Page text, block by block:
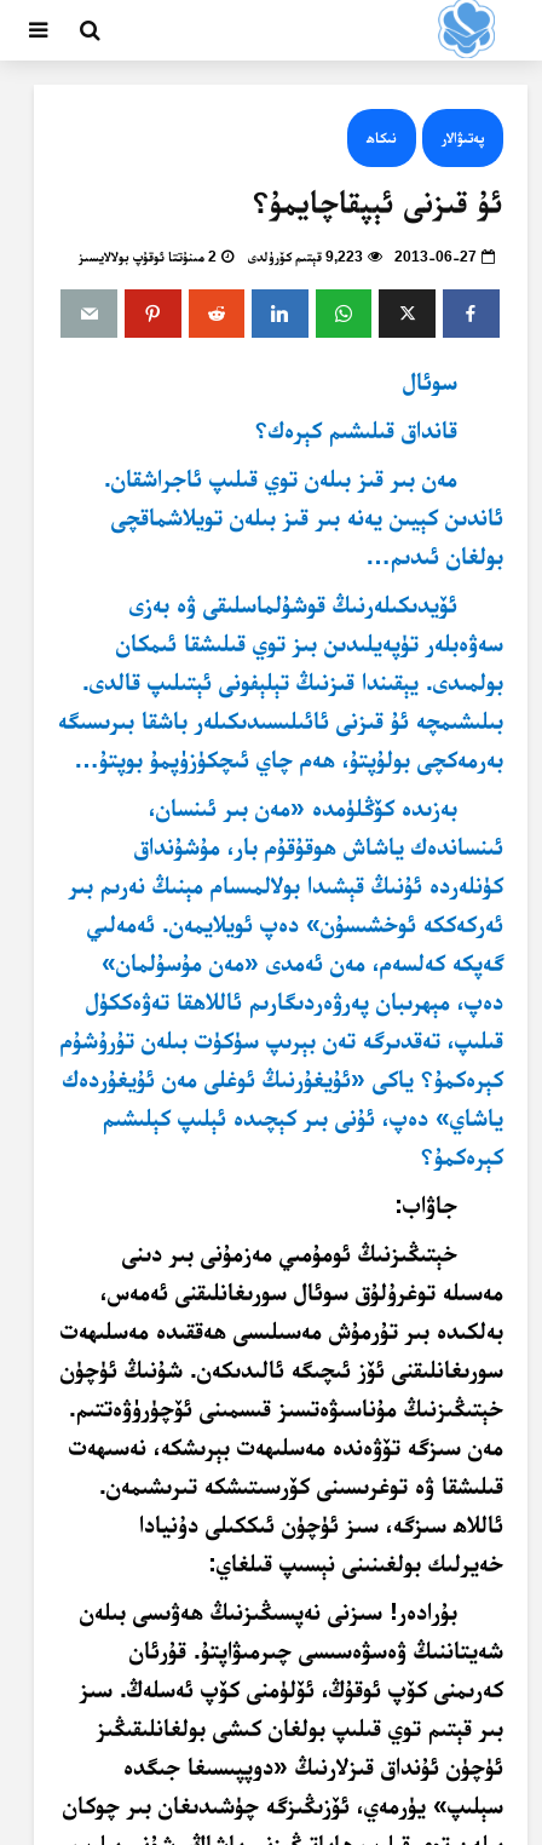
پەتىۋالار نىكاھ
ئۇ قىزنى ئېپقاچايمۇ؟
2013-06-27 9,223 قېتىم كۆرۈلدى 2 مىنۇتتا ئوقۇپ بولالايسىز
سوئال
قانداق قىلىشىم كېرەك؟
مەن بىر قىز بىلەن توي قىلىپ ئاجراشقان.
ئاندىن كېيىن يەنە بىر قىز بىلەن تويلاشماقچى
بولغان ئىدىم…
ئۆيدىكىلەرنىڭ قوشۇلماسلىقى ۋە بەزى
سەۋەبلەر تۈپەيلىدىن بىز توي قىلىشقا ئىمكان
بولمىدى. يېقىندا قىزنىڭ تېلېفونى ئېتىلىپ قالدى.
بىلىشىمچە ئۇ قىزنى ئائىلىسىدىكىلەر باشقا بىرىسىگە
بەرمەكچى بولۇپتۇ، ھەم چاي ئىچكۈزۈپمۇ بوپتۇ…
بەزىدە كۆڭلۈمدە «مەن بىر ئىنسان،
ئىنساندەك ياشاش ھوقۇقۇم بار، مۇشۇنداق
كۈنلەردە ئۇنىڭ قېشىدا بولالمىسام مېنىڭ نەرىم بىر
ئەركەككە ئوخشىسۇن» دەپ ئويلايمەن. ئەمەلىي
گەپكە كەلسەم، مەن ئەمدى «مەن مۇسۇلمان»
دەپ، مېھرىبان پەرۋەردىگارىم ئاللاھقا تەۋەككۈل
قىلىپ، تەقدىرگە تەن بېرىپ سۈكۈت بىلەن تۇرۇشۇم
كېرەكمۇ؟ ياكى «ئۇيغۇرنىڭ ئوغلى مەن ئۇيغۇردەك
ياشاي» دەپ، ئۇنى بىر كېچىدە ئېلىپ كېلىشىم
كېرەكمۇ؟
جاۋاب:
خېتىڭىزنىڭ ئومۇمىي مەزمۇنى بىر دىنى
مەسىلە توغرۇلۇق سوئال سورىغانلىقنى ئەمەس،
بەلكىدە بىر تۇرمۇش مەسىلىسى ھەققىدە مەسلىھەت
سورىغانلىقنى ئۆز ئىچىگە ئالىدىكەن. شۇنىڭ ئۈچۈن
خېتىڭىزنىڭ مۇناسىۋەتسىز قىسمىنى ئۆچۈرۈۋەتتىم.
مەن سىزگە تۆۋەندە مەسلىھەت بېرىشكە، نەسىھەت
قىلىشقا ۋە توغرىسىنى كۆرسىتىشكە تىرىشىمەن.
ئاللاھ سىزگە، سىز ئۈچۈن ئىككىلى دۇنيادا
خەيرلىك بولغىنىنى نېسىپ قىلغاي:
بۇرادەر! سىزنى نەپسىڭىزنىڭ ھەۋىسى بىلەن
شەيتاننىڭ ۋەسۋەسىسى چىرمىۋاپتۇ. قۇرئان
كەرىمنى كۆپ ئوقۇڭ، ئۆلۈمنى كۆپ ئەسلەڭ. سىز
بىر قېتىم توي قىلىپ بولغان كىشى بولغانلىقىڭىز
ئۈچۈن ئۇنداق قىزلارنىڭ «دوپپىسىغا جىگدە
سېلىپ» يۈرمەي، ئۆزىڭىزگە چۈشىدىغان بىر چوكان